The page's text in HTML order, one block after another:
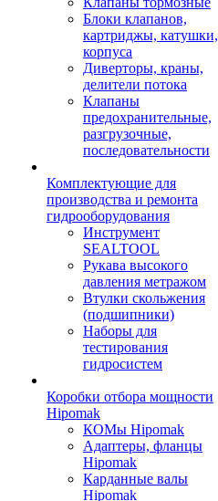
Блоки клапанов,
картриджы, катушки,
корпуса
Диверторы, краны,
делители потока
Клапаны
предохранительные,
разгрузочные,
последовательности
Комплектующие для
производства и ремонта
гидрооборудования
Инструмент
SEALTOOL
Рукава высокого
давления метражом
Втулки скольжения
(подшипники)
Наборы для
тестирования
гидросистем
Коробки отбора мощности
Hipomak
КОМы Hipomak
Адаптеры, фланцы
Hipomak
Карданные валы
Hipomak